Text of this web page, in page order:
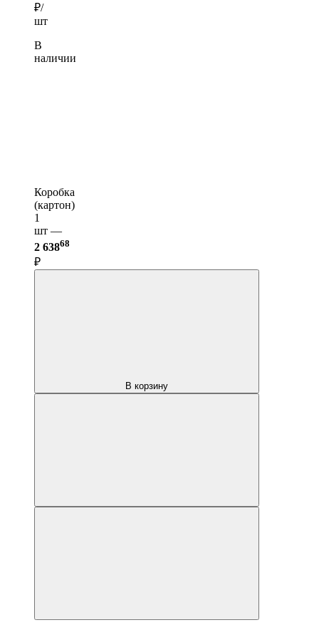
₽/
шт
В
наличии
Коробка
(картон)
1
шт —
2 63868
₽
В корзину